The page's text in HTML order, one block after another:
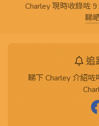
Charley 現時收錄咗
睇
追
睇下 Charley 介紹